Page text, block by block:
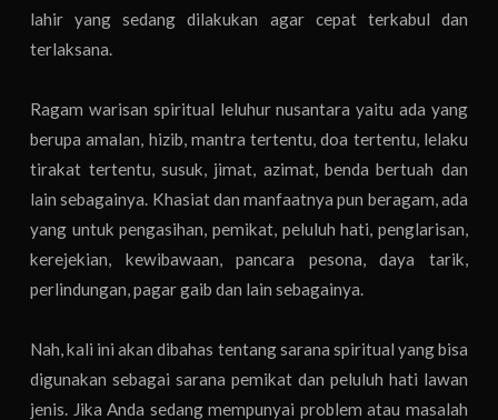
lahir yang sedang dilakukan agar cepat terkabul dan
terlaksana.
Ragam warisan spiritual leluhur nusantara yaitu ada yang
berupa amalan, hizib, mantra tertentu, doa tertentu, lelaku
tirakat tertentu, susuk, jimat, azimat, benda bertuah dan
lain sebagainya. Khasiat dan manfaatnya pun beragam, ada
yang untuk pengasihan, pemikat, peluluh hati, penglarisan,
kerejekian, kewibawaan, pancara pesona, daya tarik,
perlindungan, pagar gaib dan lain sebagainya.
Nah, kali ini akan dibahas tentang sarana spiritual yang bisa
digunakan sebagai sarana pemikat dan peluluh hati lawan
jenis. Jika Anda sedang mempunyai problem atau masalah